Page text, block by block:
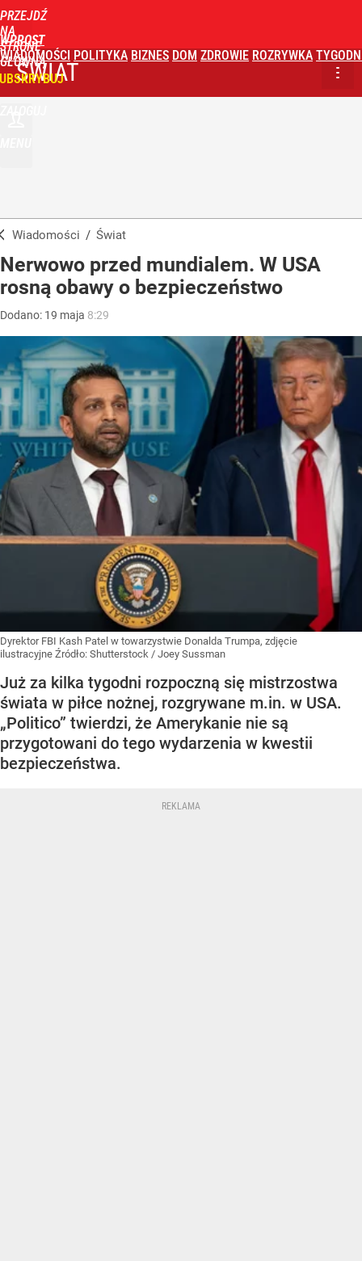
PRZEJDŹ
NA
STRONĘ
GŁÓWNĄ
WPROST
WIADOMOŚCI POLITYKA BIZNES DOM ZDROWIE ROZRYWKA
ŚWIAT
Wiadomości / Świat
Nerwowo przed mundialem. W USA
rosną obawy o bezpieczeństwo
Dodano: 19 maja 8:29
Dyrektor FBI Kash Patel w towarzystwie Donalda Trumpa, zdjęcie
ilustracyjne Źródło: Shutterstock / Joey Sussman
Już za kilka tygodni rozpoczną się mistrzostwa
świata w piłce nożnej, rozgrywane m.in. w USA.
„Politico” twierdzi, że Amerykanie nie są
przygotowani do tego wydarzenia w kwestii
bezpieczeństwa.